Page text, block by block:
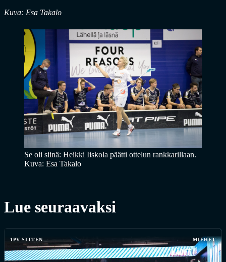
Kuva: Esa Takalo
Se oli siinä: Heikki Iiskola päätti ottelun rankkarillaan.
Kuva: Esa Takalo
Lue seuraavaksi
1PV SITTEN MIEHET